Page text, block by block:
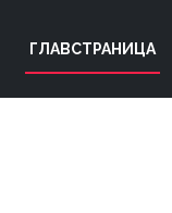
ГЛАВСТРАНИЦА